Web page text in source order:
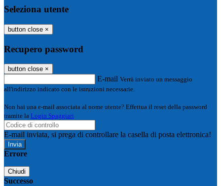
Seleziona utente
button close ×
Recupero password
button close ×
E-mail Verrà inviato un messaggio
all'indirizzo indicato con le istruzioni necessarie.
Non hai una e-mail associata al nome utente? Effettua il reset della password
tramite la Login Spaggiari
E-mail inviata, si prega di controllare la casella di posta elettronica!
Errore
Chiudi
Successo